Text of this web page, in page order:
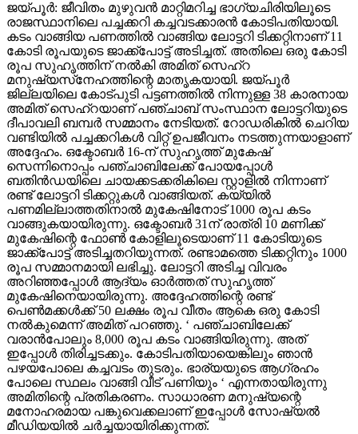
ജയ്പൂര്‍: ജീവിതം മുഴുവന്‍ മാറ്റിമറിച്ച ഭാഗ്യചിരിയിലൂടെ
രാജസ്ഥാനിലെ പച്ചക്കറി കച്ചവടക്കാരന്‍ കോടിപതിയായി.
കടം വാങ്ങിയ പണത്തില്‍ വാങ്ങിയ ലോട്ടറി ടിക്കറ്റിനാണ് 11
കോടി രൂപയുടെ ജാക്ക്‌പോട്ട് അടിച്ചത്. അതിലെ ഒരു കോടി
രൂപ സുഹൃത്തിന് നല്‍കി അമിത് സെഹ്‌റ
മനുഷ്യസ്‌നേഹത്തിന്റെ മാതൃകയായി. ജയ്പൂര്‍
ജില്ലയിലെ കോട്പുടി പട്ടണത്തില്‍ നിന്നുള്ള 38 കാരനായ
അമിത് സെഹ്‌റയാണ് പഞ്ചാബ് സംസ്ഥാന ലോട്ടറിയുടെ
ദീപാവലി ബമ്പര്‍ സമ്മാനം നേടിയത്. റോഡരികില്‍ ചെറിയ
വണ്ടിയില്‍ പച്ചക്കറികള്‍ വിറ്റ് ഉപജീവനം നടത്തുന്നയാളാണ്
അദ്ദേഹം. ഒക്ടോബര്‍ 16-ന് സുഹൃത്ത് മുകേഷ്
സെന്നിനൊപ്പം പഞ്ചാബിലേക്ക് പോയപ്പോള്‍
ബതിന്‍ഡയിലെ ചായക്കടക്കരികിലെ സ്റ്റാളില്‍ നിന്നാണ്
രണ്ട് ലോട്ടറി ടിക്കറ്റുകള്‍ വാങ്ങിയത്. കയ്യില്‍
പണമില്ലാത്തതിനാല്‍ മുകേഷിനോട് 1000 രൂപ കടം
വാങ്ങുകയായിരുന്നു. ഒക്ടോബര്‍ 31ന് രാത്രി 10 മണിക്ക്
മുകേഷിന്റെ ഫോണ്‍ കോളിലൂടെയാണ് 11 കോടിയുടെ
ജാക്ക്‌പോട്ട് അടിച്ചതറിയുന്നത്. രണ്ടാമത്തെ ടിക്കറ്റിനും 1000
രൂപ സമ്മാനമായി ലഭിച്ചു. ലോട്ടറി അടിച്ച വിവരം
അറിഞ്ഞപ്പോള്‍ ആദ്യം ഓര്‍ത്തത് സുഹൃത്ത്
മുകേഷിനെയായിരുന്നു. അദ്ദേഹത്തിന്റെ രണ്ട്
പെണ്‍മക്കള്‍ക്ക് 50 ലക്ഷം രൂപ വീതം ആകെ ഒരു കോടി
നല്‍കുമെന്ന് അമിത് പറഞ്ഞു. ‘ പഞ്ചാബിലേക്ക്
വരാന്‍പോലും 8,000 രൂപ കടം വാങ്ങിയിരുന്നു. അത്
ഇപ്പോള്‍ തിരിച്ചടക്കും. കോടിപതിയായെങ്കിലും ഞാന്‍
പഴയപോലെ കച്ചവടം തുടരും. ഭാര്യയുടെ ആഗ്രഹം
പോലെ സ്ഥലം വാങ്ങി വീട് പണിയും ‘ എന്നതായിരുന്നു
അമിതിന്റെ പ്രതികരണം. സാധാരണ മനുഷ്യന്റെ
മനോഹരമായ പങ്കുവെക്കലാണ് ഇപ്പോള്‍ സോഷ്യല്‍
മീഡിയയില്‍ ചര്‍ച്ചയായിരിക്കുന്നത്.